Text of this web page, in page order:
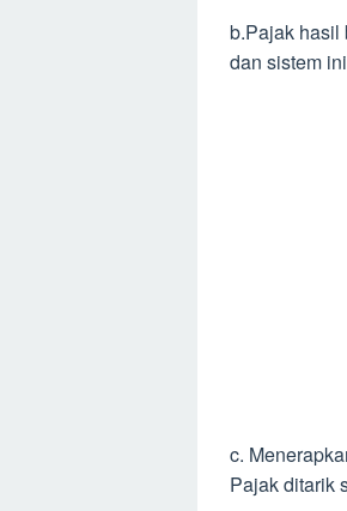
b.Pajak hasil
dan sistem
c.
Pajak ditarik